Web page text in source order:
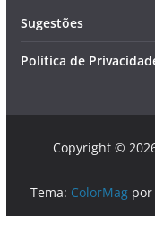
Sugestões
Política de
Copyright ©
Tema: ColorMagpor